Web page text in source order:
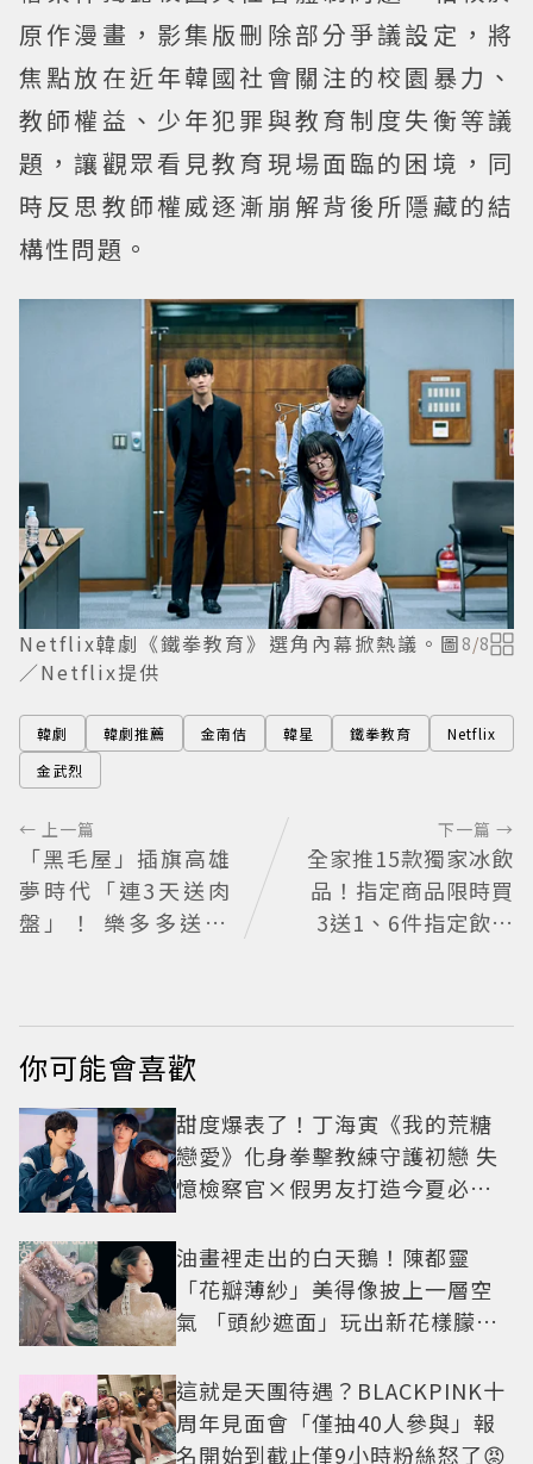
原作漫畫，影集版刪除部分爭議設定，將
焦點放在近年韓國社會關注的校園暴力、
教師權益、少年犯罪與教育制度失衡等議
題，讓觀眾看見教育現場面臨的困境，同
時反思教師權威逐漸崩解背後所隱藏的結
構性問題。
Netflix韓劇《鐵拳教育》選角內幕掀熱議。圖
／Netflix提供
8/8
韓劇 韓劇推薦 金南佶 韓星 鐵拳教育
Netflix
金武烈
← 上一篇
「黑毛屋」插旗高雄
夢時代「連3天送肉
盤」！ 樂多多送40
下一篇 →
全家推15款獨家冰飲
品！指定商品限時買
3送1、6件指定飲料
你可能會喜歡
甜度爆表了！丁海寅《我的荒糖
戀愛》化身拳擊教練守護初戀 失
憶檢察官×假男友打造今夏必看
油畫裡走出的白天鵝！陳都靈
「花瓣薄紗」美得像披上一層空
氣 「頭紗遮面」玩出新花樣朦朧
這就是天團待遇？BLACKPINK十
周年見面會「僅抽40人參與」報
名開始到截止僅9小時粉絲怒了😡